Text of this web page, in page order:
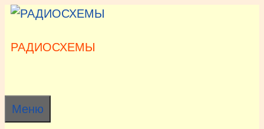
Перейти
РАДИОСХЕМЫ
Меню